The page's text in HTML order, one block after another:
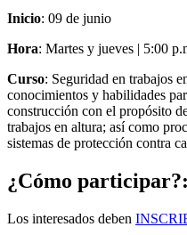
Inicio: 09 de junio
Hora: Martes y jueves | 5:00
Curso: Seguridad en trabajos
conocimientos y habilidades
construcción con el propósito
trabajos en altura; así como
sistemas de protección contra
¿Cómo participar?:
Los interesados deben